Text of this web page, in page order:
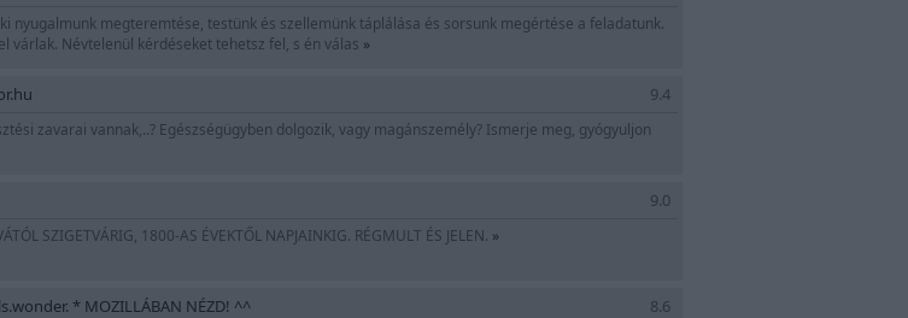
nyugalmunk megteremtése, testünk és szellemünk táplálása és sorsunk megértése a feladatunk.
várlak. Névtelenül kérdéseket tehetsz fel, s én válas »
9.4
zavarai vannak,..? Egészségügyben dolgozik, vagy magánszemély? Ismerje meg, gyógyuljon
9.0
SZIGETVÁRIG, 1800-AS ÉVEKTŐL NAPJAINKIG. RÉGMULT ÉS JELEN. »
8.6
* MOZILLÁBAN NÉZD! ^^